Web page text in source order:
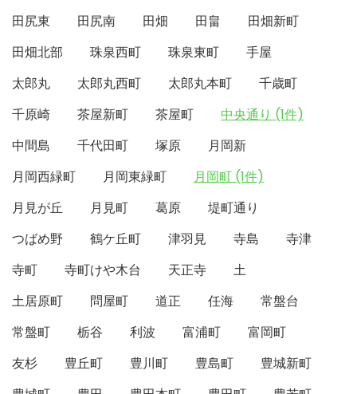
田尻東
田尻南 田畑 田畠
田畑新町
田畑北部
珠泉西町 珠泉東町
手屋
太郎丸
太郎丸西町 太郎丸本町
千歳町
千原崎
茶屋新町 茶屋町
中央通り (1件)
中間島
千代田町 塚原
月岡新
月岡西緑町
月岡東緑町
月岡町 (1件)
月見が丘
月見町 葛原
堤町通り
つばめ野
鶴ケ丘町 津羽見 寺島
寺津
寺町
寺町けや木台 天正寺
土
土居原町
問屋町 道正 任海
常盤台
常盤町
栃谷 利波 富浦町
富岡町
友杉
豊丘町 豊川町 豊島町
豊城新町